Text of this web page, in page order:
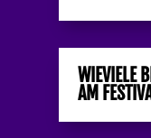
WIEVIELE
AM